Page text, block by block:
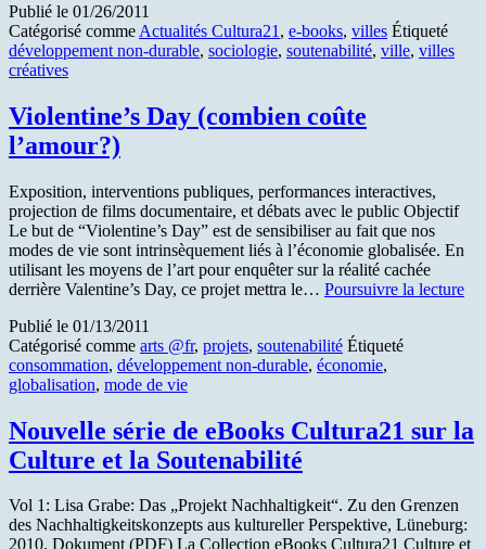
la
Collection
Culture
et
Publié le 01/26/2011
Catégorisé comme Actualités Cultura21 , e-books, villes Étiqueté
développement non-durable, sociologie, soutenabilité, ville, villes
créatives
Violentine’s Day (combien coûte
l’amour?)
Exposition, interventions publiques, performances interactives,
projection de films documentaire, et débats avec le public Objectif
Le but de “Violentine’s Day” est de sensibiliser au fait que nos
modes de vie sont intrinsèquement liés à l’économie globalisée. En
utilisant les moyens de l’art pour enquêter sur la réalité cachée
derrière Valentine’s Day, ce projet mettra le… Poursuivre la lecture
Publié le 01/13/2011
Catégorisé comme arts @fr, projets, soutenabilité Étiqueté
consommation, développement non-durable, économie,
globalisation, mode de vie
Nouvelle série de eBooks Cultura21 sur la
Culture et la Soutenabilité
Vol 1: Lisa Grabe: Das „Projekt Nachhaltigkeit“. Zu den Grenzen
des Nachhaltigkeitskonzepts aus kultureller Perspektive, Lüneburg:
2010. Dokument (PDF) La Collection eBooks Cultura21 Culture et